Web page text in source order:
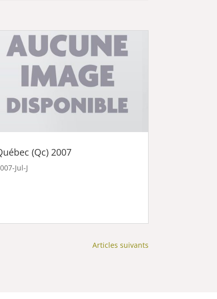
cars and roofs in the north end
of Toronto. Along...
(Qc) 2007
Jul-J
Articles suivants